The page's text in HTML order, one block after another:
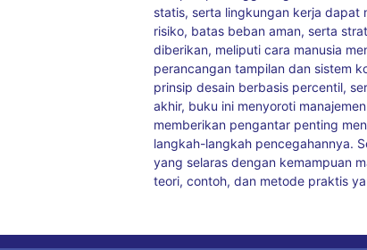
statis, serta lingkungan kerja dapat
risiko, batas beban aman, serta
diberikan, meliputi cara manusia
perancangan tampilan dan sistem
prinsip desain berbasis percentil,
akhir, buku ini menyoroti
memberikan pengantar penting
langkah-langkah pencegahannya.
yang selaras dengan kemampuan
teori, contoh, dan metode praktis